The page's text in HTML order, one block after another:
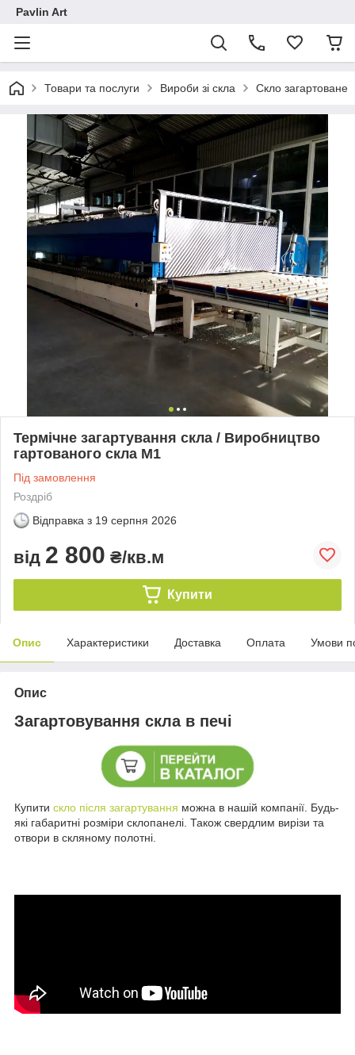
Pavlin Art
Товари та послуги Вироби зі скла Скло загартоване
Термічне загартування скла / Виробництво
гартованого скла М1
Під замовлення
Роздріб
Відправка з 19 серпня 2026
від 2 800 ₴/кв.м
Купити
Опис Характеристики Доставка Оплата Умови
Опис
Загартовування скла в печі
Купити скло після загартування можна в нашій компанії. Будь-
які габаритні розміри склопанелі. Також свердлим вирізи та
отвори в скляному полотні.